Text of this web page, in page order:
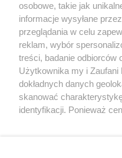
Partnerzy
Praca Szczecin
osobowe, takie jak
informacje wysyłane
przeglądania w celu
reklam, wybór
treści, badanie odbiorców
Użytkownika my i
dokładnych danych
skanować
identyfikacji. Ponieważ